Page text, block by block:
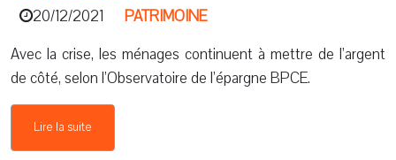
20/12/2021
PATRIMOINE
Avec la crise, les ménages continuent à mettre de l’argent
de côté, selon l’Observatoire de l’épargne BPCE.
Lire la suite